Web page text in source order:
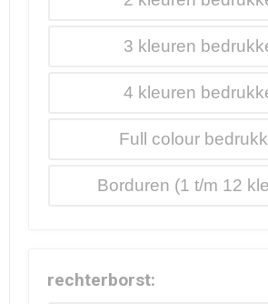
3
4
Borduren
Full colour
rechterborst: